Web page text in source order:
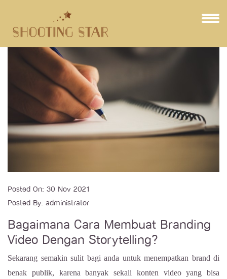
Posted On: 30 Nov 2021
Posted By: administrator
Bagaimana Cara Membuat Branding
Video Dengan Storytelling?
Sekarang semakin sulit bagi anda untuk menempatkan brand di
benak publik, karena banyak sekali konten video yang bisa